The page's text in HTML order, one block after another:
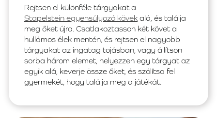
Rejtsen el különféle tárgyakat a
Stapelstein egyensúlyozó kövek alá, és találja
meg őket újra. Csatlakoztasson két követ a
hullámos élek mentén, és rejtsen el nagyobb
tárgyakat az ingatag tojásban, vagy állítson
sorba három elemet, helyezzen egy tárgyat az
egyik alá, keverje össze őket, és szólítsa fel
gyermekét, hogy találja meg a játékát.